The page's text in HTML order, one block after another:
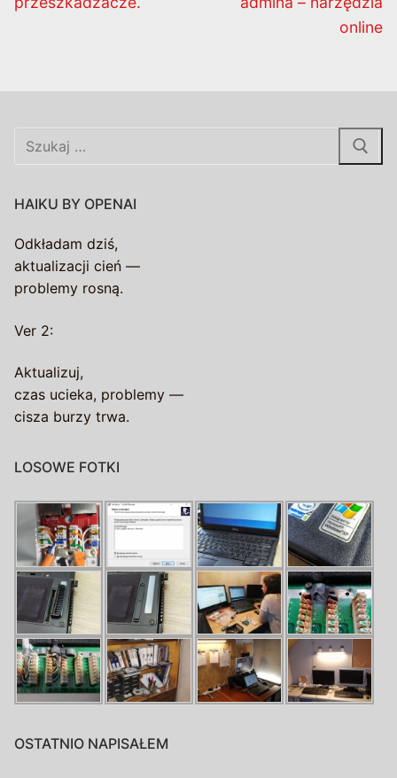
online
Szukaj:
HAIKU BY OPENAI
Odkładam dziś,
aktualizacji cień —
problemy rosną.
Ver 2:
Aktualizuj,
czas ucieka, problemy —
cisza burzy trwa.
LOSOWE FOTKI
OSTATNIO NAPISAŁEM